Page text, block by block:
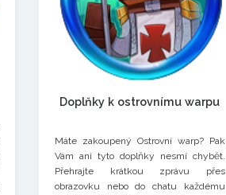
Doplňky k ostrovnímu warpu
Máte zakoupený Ostrovní warp? Pak
Vám ani tyto doplňky nesmí chybět.
Přehrajte krátkou zprávu přes
obrazovku nebo do chatu každému